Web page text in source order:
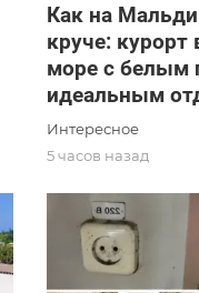
Как на
круче: курорт
море с белым
идеальным
Интересное
5 часов назад